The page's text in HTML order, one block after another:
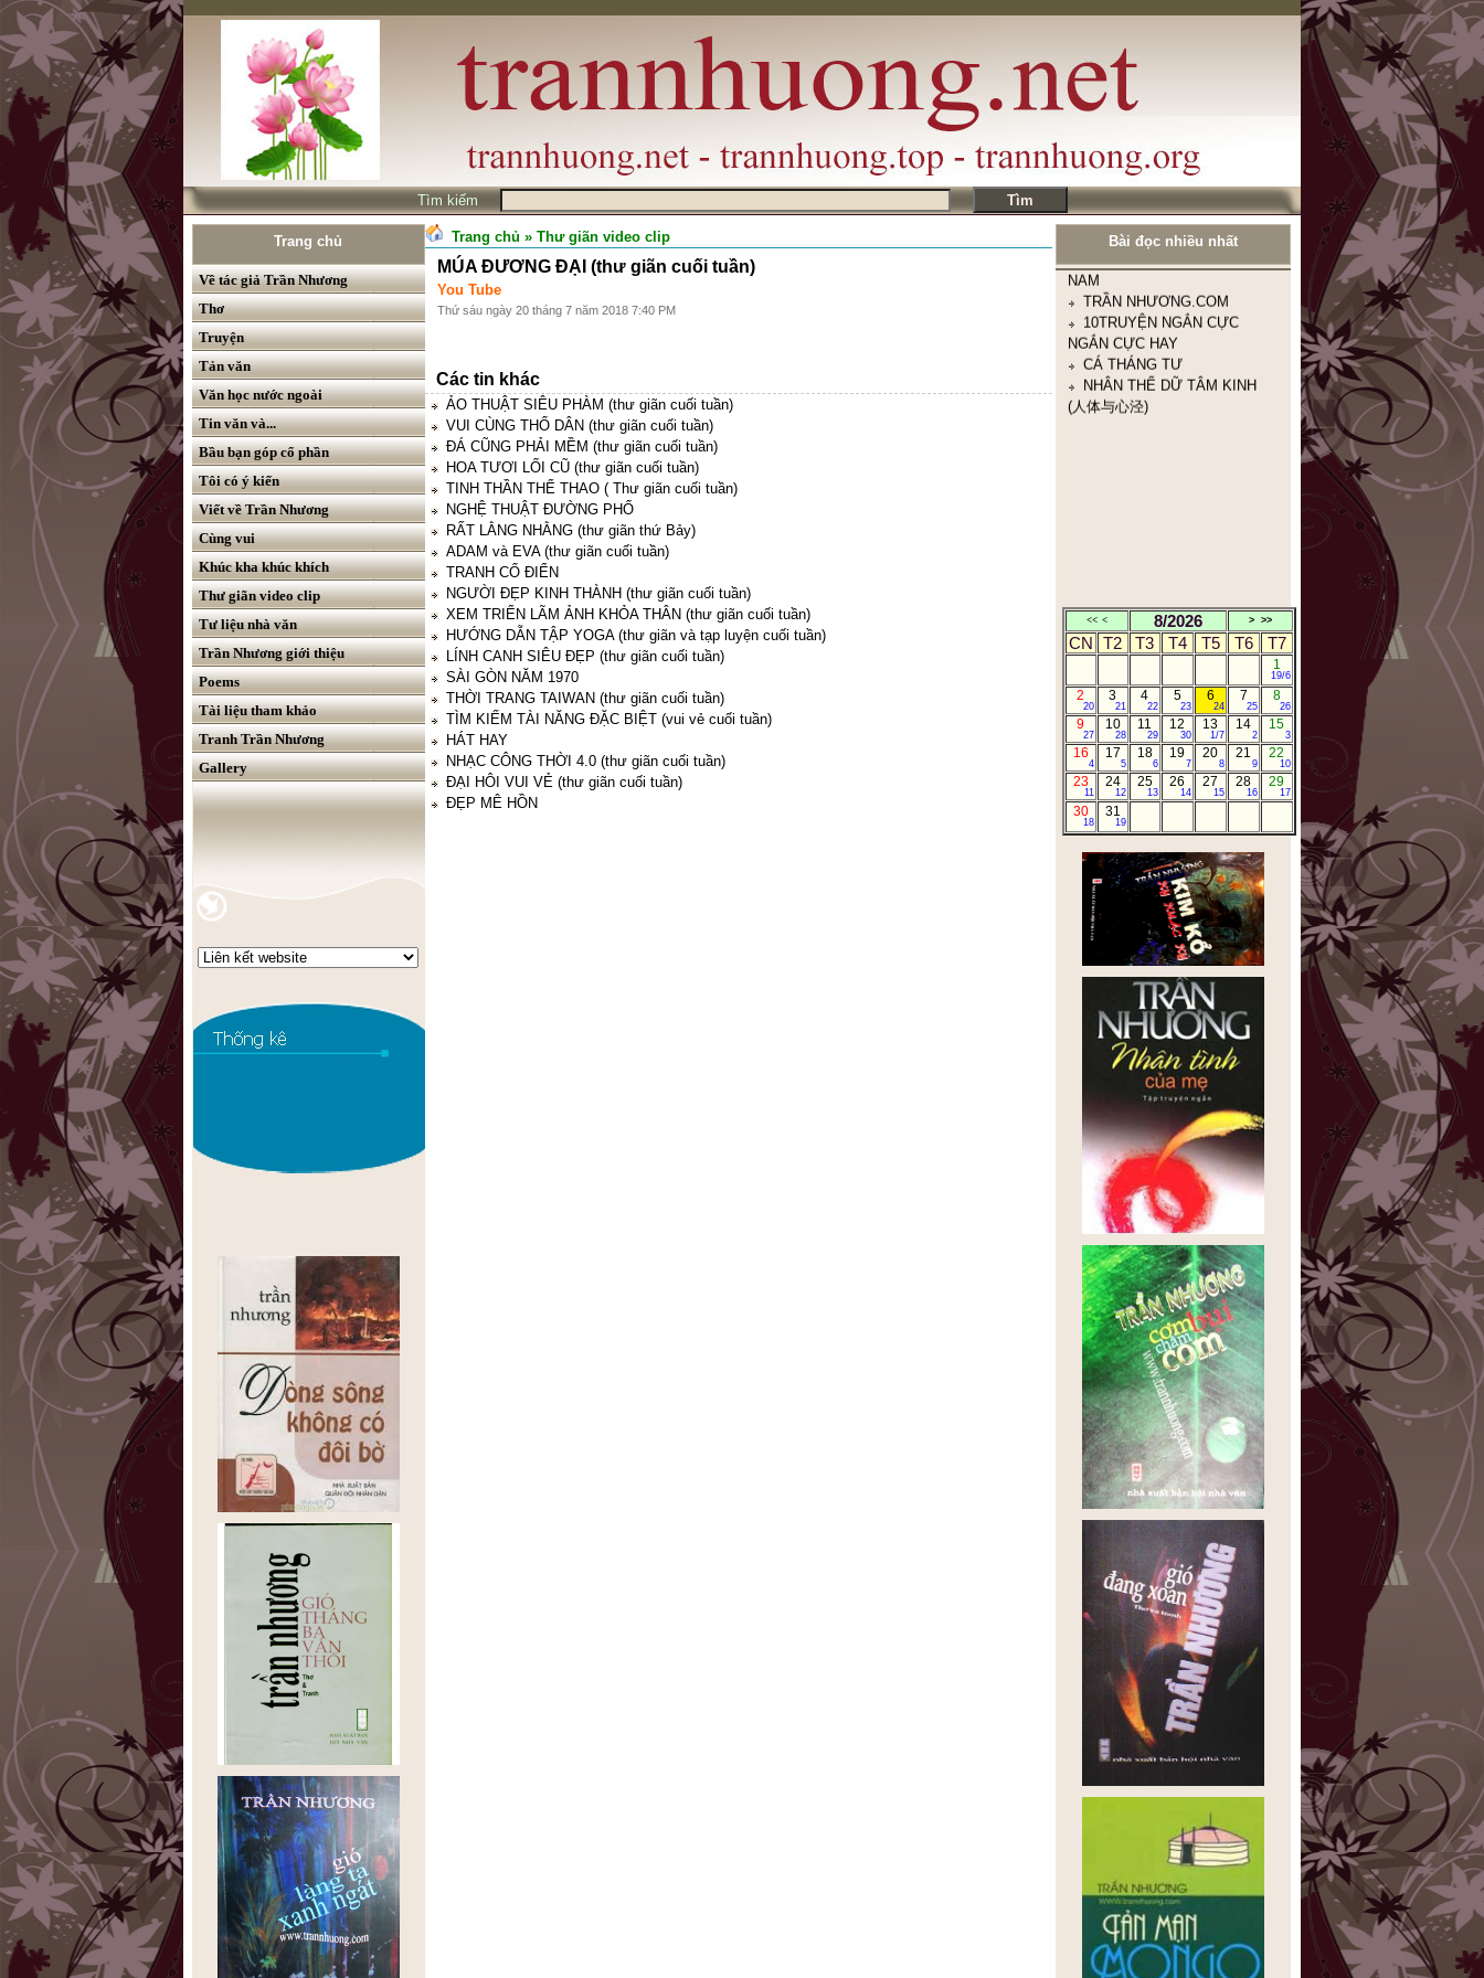
Tìm kiếm
Trang chủ
Về tác giả Trần Nhương
Thơ
Truyện
Tản văn
Văn học nước ngoài
Tin văn và...
Bầu bạn góp cổ phần
Tôi có ý kiến
Viết về Trần Nhương
Cùng vui
Khúc kha khúc khích
Thư giãn video clip
Tư liệu nhà văn
Trần Nhương giới thiệu
Poems
Tài liệu tham khảo
Tranh Trần Nhương
Gallery
Trang chủ » Thư giãn video clip
MÚA ĐƯƠNG ĐẠI (thư giãn cuối tuần)
You Tube
Thứ sáu ngày 20 tháng 7 năm 2018 7:40 PM
Các tin khác
ẢO THUẬT SIÊU PHÀM (thư giãn cuối tuần)
VUI CÙNG THỔ DÂN (thư giãn cuối tuần)
ĐÁ CŨNG PHẢI MỀM (thư giãn cuối tuần)
HOA TƯƠI LỐI CŨ (thư giãn cuối tuần)
TINH THẦN THỂ THAO ( Thư giãn cuối tuần)
NGHỆ THUẬT ĐƯỜNG PHỐ
RẤT LẰNG NHẰNG (thư giãn thứ Bảy)
ADAM và EVA (thư giãn cuối tuần)
TRANH CỔ ĐIỂN
NGƯỜI ĐẸP KINH THÀNH (thư giãn cuối tuần)
XEM TRIỂN LÃM ẢNH KHỎA THÂN (thư giãn cuối tuần)
HƯỚNG DẪN TẬP YOGA (thư giãn và tạp luyện cuối tuần)
LÍNH CANH SIÊU ĐẸP (thư giãn cuối tuần)
SÀI GÒN NĂM 1970
THỜI TRANG TAIWAN (thư giãn cuối tuần)
TÌM KIẾM TÀI NĂNG ĐẶC BIỆT (vui vẻ cuối tuần)
HÁT HAY
NHẠC CÔNG THỜI 4.0 (thư giãn cuối tuần)
ĐẠI HÔI VUI VẺ (thư giãn cuối tuần)
ĐẸP MÊ HỒN
Bài đọc nhiều nhất
TRONG TUẦN
GIỜ CHỈ CÒN CHƯỜNG MẶT
RA TRONG THƠ
HUYỀN THOẠI TẮM TIÊN
BẢN TIN CỦA TTX VIỆT
NAM
10TRUYỆN NGẮN CỰC
NGẮN CỰC HAY
CÁ THÁNG TƯ
NHÂN THỂ DỮ TÂM KINH
(人体与心泾)
<< < 8/2026 > >>
CN T2 T3 T4 T5 T6 T7
1
19/6
2
20
3
21
4
22
5
23
6
24
7
25
8
26
9
27
10
28
11
29
12
30
13
1/7
14
2
15
3
16
4
17
5
18
6
19
7
20
8
21
9
22
10
23
11
24
12
25
13
26
14
27
15
28
16
29
17
30
18
31
19